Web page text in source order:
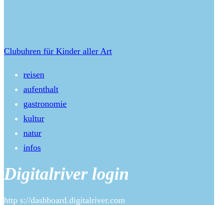
Clubuhren für Kinder aller Art
reisen
aufenthalt
gastronomie
kultur
natur
infos
Digitalriver login
http s://dashboard.digitalriver.com